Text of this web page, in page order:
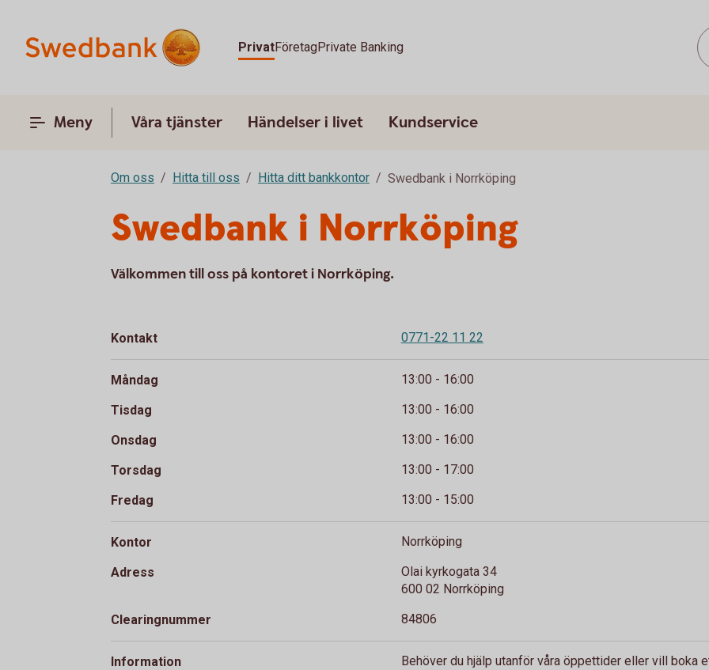
PrivatFöretagPrivate Banking
Meny Våra tjänster Händelser i livet Kundservice
Om oss Hitta till oss Hitta ditt bankkontor Swedbank i Norrköping
Swedbank i Norrköping
Välkommen till oss på kontoret i Norrköping.
Kontakt 0771-22 11 22
Måndag 13:00 - 16:00
Tisdag 13:00 - 16:00
Onsdag 13:00 - 16:00
Torsdag 13:00 - 17:00
Fredag 13:00 - 15:00
Kontor Norrköping
Adress
Olai kyrkogata 34
600 02 Norrköping
Clearingnummer 84806
Information
Behöver du hjälp utanför våra öppettider eller vill boka